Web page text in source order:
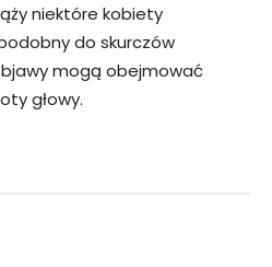
niektóre kobiety
do skurczów
mogą obejmować
głowy.